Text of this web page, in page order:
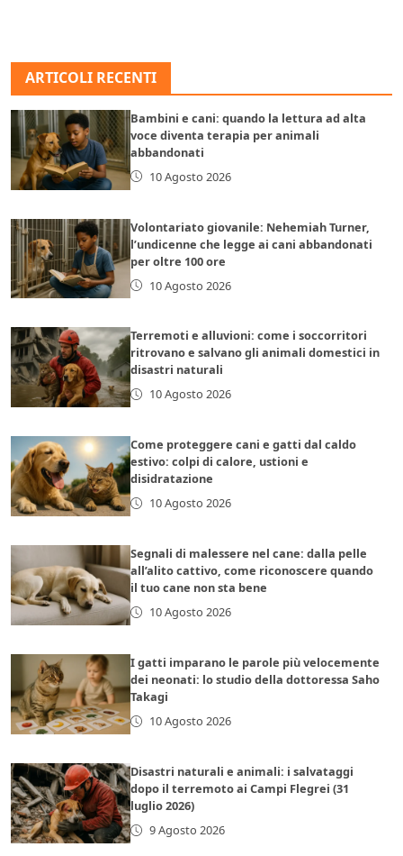
ARTICOLI RECENTI
Bambini e cani: quando la lettura ad alta
voce diventa terapia per animali
abbandonati
10 Agosto 2026
Volontariato giovanile: Nehemiah Turner,
l’undicenne che legge ai cani abbandonati
per oltre 100 ore
10 Agosto 2026
Terremoti e alluvioni: come i soccorritori
ritrovano e salvano gli animali domestici in
disastri naturali
10 Agosto 2026
Come proteggere cani e gatti dal caldo
estivo: colpi di calore, ustioni e
disidratazione
10 Agosto 2026
Segnali di malessere nel cane: dalla pelle
all’alito cattivo, come riconoscere quando
il tuo cane non sta bene
10 Agosto 2026
I gatti imparano le parole più velocemente
dei neonati: lo studio della dottoressa Saho
Takagi
10 Agosto 2026
Disastri naturali e animali: i salvataggi
dopo il terremoto ai Campi Flegrei (31
luglio 2026)
9 Agosto 2026